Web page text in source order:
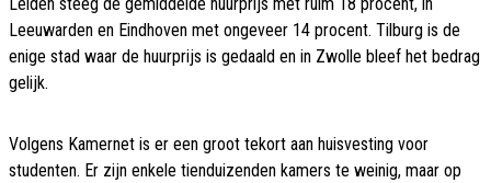
Leiden steeg de gemiddelde huurprijs met ruim 18 procent, in
Leeuwarden en Eindhoven met ongeveer 14 procent. Tilburg is de
enige stad waar de huurprijs is gedaald en in Zwolle bleef het bedrag
gelijk.
Volgens Kamernet is er een groot tekort aan huisvesting voor
studenten. Er zijn enkele tienduizenden kamers te weinig, maar op